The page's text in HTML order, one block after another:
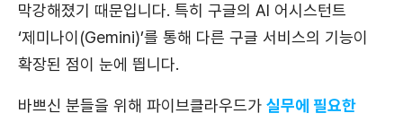
막강해졌기 때문입니다. 특히 구글의 AI 어시스턴트
‘제미나이(Gemini)’를 통해 다른 구글 서비스의 기능이
확장된 점이 눈에 띕니다.
바쁘신 분들을 위해 파이브클라우드가 실무에 필요한